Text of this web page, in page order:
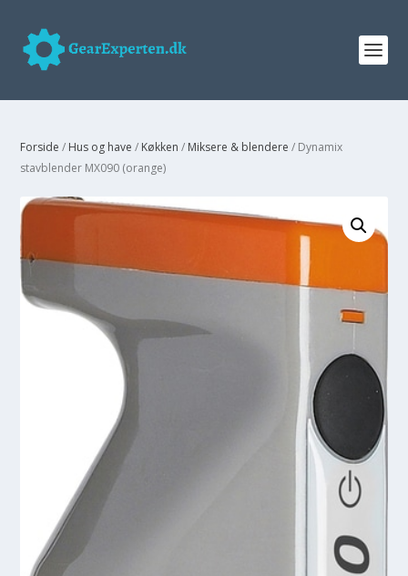
Forside / Hus og have / Køkken / Miksere & blendere / Dynamix
stavblender MX090 (orange)